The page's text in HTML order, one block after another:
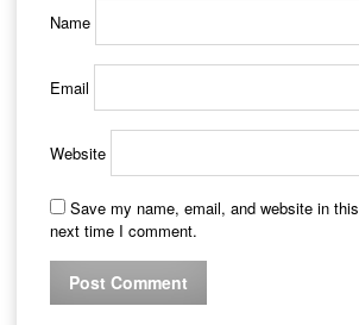
Name
Email
Website
Save my name, email, and website in
next time I comment.